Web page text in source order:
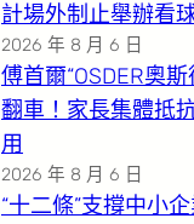
計場外制止舉辦看
2026 年 8 月 6 日
傅首爾“OSDER奧
翻車！家長集體抵
用
2026 年 8 月 6 日
“十二條”支撐中小